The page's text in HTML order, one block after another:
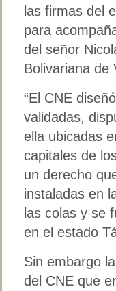
las firmas del
para
del señor
Bolivariana de
“El CNE
validadas,
ella ubicadas
capitales de
un derecho
instaladas en
las colas y se
en el estado
Sin embargo
del CNE que